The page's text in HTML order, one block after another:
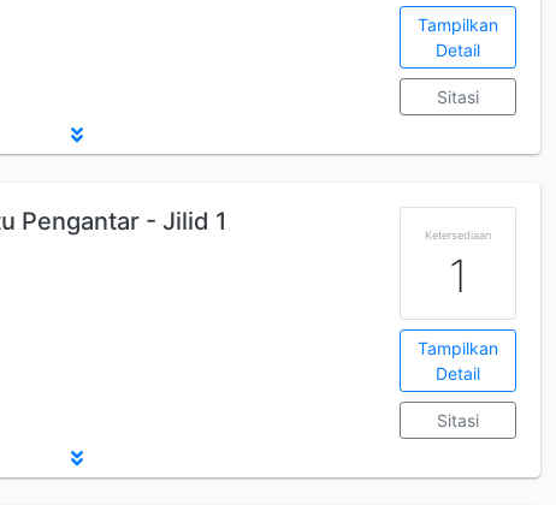
Tampilkan
Detail
Sitasi
Pengantar - Jilid 1 Ketersediaan
1
Tampilkan
Detail
Sitasi